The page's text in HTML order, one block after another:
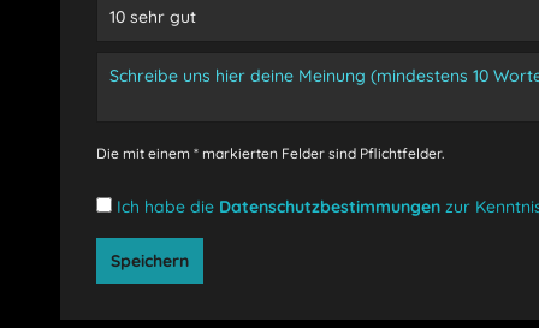
Die mit einem * markierten Felder sind Pflichtfelder.
Ich habe die Datenschutzbestimmungen zur
Speichern